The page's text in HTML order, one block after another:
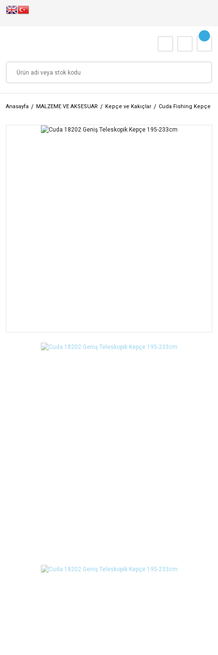
Anasayfa MALZEME VE AKSESUAR Kepçe ve Kakıçlar Cuda Fishing Kepçe